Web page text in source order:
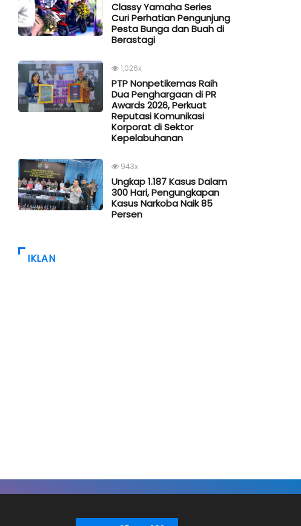
Classy Yamaha Series
Curi Perhatian Pengunjung
Pesta Bunga dan Buah di
Berastagi
1,026x
PTP Nonpetikemas Raih
Dua Penghargaan di PR
Awards 2026, Perkuat
Reputasi Komunikasi
Korporat di Sektor
Kepelabuhanan
943x
Ungkap 1.187 Kasus Dalam
300 Hari, Pengungkapan
Kasus Narkoba Naik 85
Persen
IKLAN